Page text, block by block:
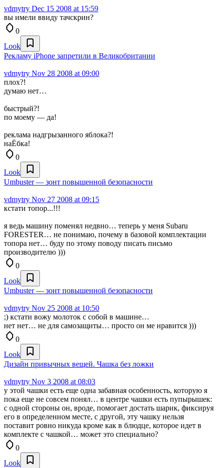
vdmytry Dec 15 2008 at 15:59
вы имели ввиду тачскрин?
0
Look
Рекламу iPhone запретили в Великобритании
vdmytry Nov 28 2008 at 09:00
плох?!
думаю нет…
быстрый?!
по моему — да!
реклама надгрызанного яблока?!
наЁбка!
0
Look
Umbuster — зонт повышенной безопасности
vdmytry Nov 27 2008 at 09:15
кстати топор...!!!
я ведь машину поменял недвно… теперь у меня Subaru
FORESTER… не понимаю, почему в базовой комплектации
топора нет… буду по этому поводу писать письмо
производителю )))
0
Look
Umbuster — зонт повышенной безопасности
vdmytry Nov 25 2008 at 10:50
;) кстати вожу молоток с собой в машине…
нет нет… не для самозащиты… просто он ме нравится )))
0
Look
Дизайн привычных вещей. Чашка без ложки
vdmytry Nov 3 2008 at 08:03
у этой чашки есть еще одна забавная особенность, которую я
пока еще не совсем понял… в центре чашки есть пупырышек:
с одной стороны он, вроде, помогает достать шарик, фиксируя
его в определенном месте, с другой, эту чашку нельзя
поставит ровно никуда кроме как в блюдце, которое идет в
комплекте с чашкой… может это специально?
0
Look